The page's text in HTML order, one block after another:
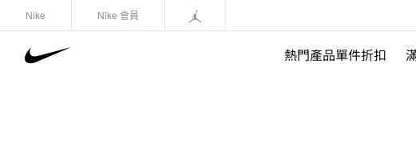
Nike Nike 會員
熱門產品單件折扣